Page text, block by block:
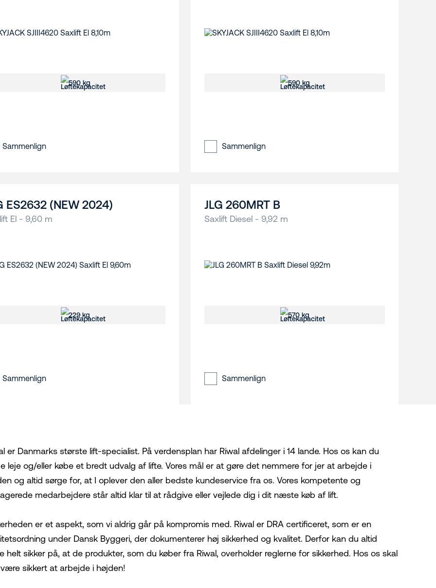
590 kg
Sammenlign
590 kg
Sammenlign
ES2632 (NEW 2024)
El - 9,60 m
229 kg
Sammenlign
JLG 260MRT B
Saxlift Diesel - 9,92 m
570 kg
Sammenlign
er Danmarks største lift-specialist. På verdensplan har Riwal afdelinger i 14 lande. Hos os kan du
leje og/eller købe et bredt udvalg af lifte. Vores mål er at gøre det nemmere for jer at arbejde i
og altid sørge for, at I oplever den aller bedste kundeservice fra os. Vores kompetente og
medarbejdere står altid klar til at rådgive eller vejlede dig i dit næste køb af lift.
er et aspekt, som vi aldrig går på kompromis med. Riwal er DRA certificeret, som er en
under Dansk Byggeri, der dokumenterer høj sikkerhed og kvalitet. Derfor kan du altid
helt sikker på, at de produkter, som du køber fra Riwal, overholder reglerne for sikkerhed. Hos os skal
sikkert at arbejde i højden!